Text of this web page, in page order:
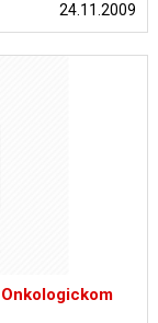
24.11.2009